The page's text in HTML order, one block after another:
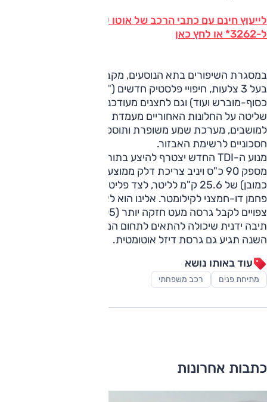
לייעוץ חינם עם כתבי הרכב של אוטו על סקודה ראפיד חייג
ל-3262* או לחץ כאן
במסגרת השיפורים בתא הנוסעים, מקבלת הראפיד הגה חדש
בעל 3 צלעות, חיפויי פלסטיק חדשים ("דמוי פסנתר",
כסוף-מוברש ועוד) וגם לחצנים מעודכנים. זאת לצד כפתורי
שליטה על החלונות האחוריים מעמדת הנהג, ריפודים חדשים
למושבים, מערכת שמע משופרת ותוספת של פנסי קסנון
חסכוניים לרשימת האבזור.
מנוע ה-TDI החדש יצטרף להיצע בתור גרסת בסיס דיזלית. הוא
מספק 90 כ"ס ויניב צריכת דלק ממוצעת (על-פי נתוני
פחמן דו-חמצני לקילומטר. אלינו הוא לא צפוי להגיע, שכן אנחנו
תיבה ידנית שיכולה להתאים לתחום המוניות, כאשר לקראת סוף
השנה תגיע גם גרסת דיזל אוטומטית.
עוד באותו נושא
מתיחת פנים רכב משפחתי
כתבות אחרונות